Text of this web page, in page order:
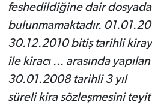
feshedildiğine dair
bulunmamaktadır.
30.12.2010 bitiş tarihli
ile kiracı ... arasında
30.01.2008 tarihli 3 yıl
süreli kira sözleşmesini